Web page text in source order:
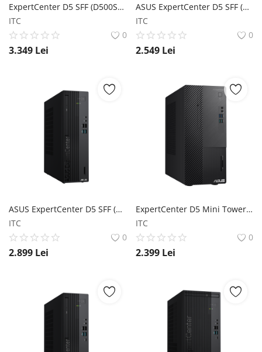
ExpertCenter D5 SFF (D500SE) ASUS
ITC
0
3.349 Lei
ASUS ExpertCenter D5 SFF (D501SER) ASUS
ITC
0
2.549 Lei
ASUS ExpertCenter D5 SFF (D500SER) ASUS
ITC
0
2.899 Lei
ExpertCenter D5 Mini Tower (D500ME) ASUS
ITC
0
2.399 Lei